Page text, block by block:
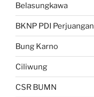
Belasungkawa
BKNP PDI Perjuangan
Bung Karno
Ciliwung
CSR BUMN